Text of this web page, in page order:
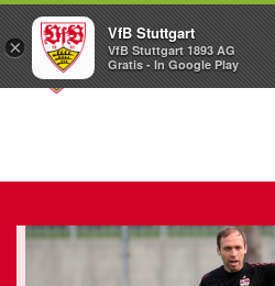
×
VfB Stuttgart
VfB Stuttgart 1893 AG
Gratis - In Google Play